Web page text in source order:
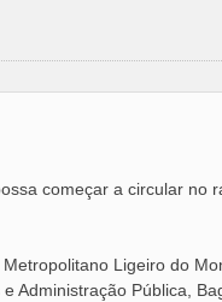
começar a circular no
Ligeiro do
Administração Pública,